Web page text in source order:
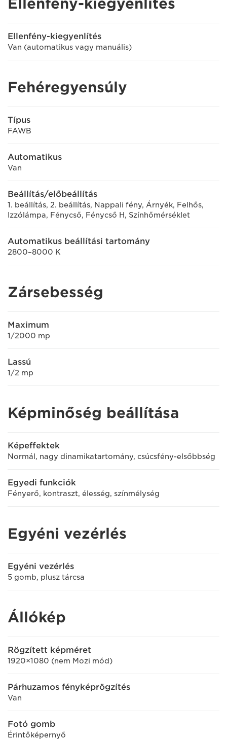
Ellenfény-kiegyenlítés
Ellenfény-kiegyenlítés
Van (automatikus vagy manuális)
Fehéregyensúly
Típus
FAWB
Automatikus
Van
Beállítás/előbeállítás
1. beállítás, 2. beállítás, Nappali fény, Árnyék, Felhős,
Izzólámpa, Fénycső, Fénycső H, Színhőmérséklet
Automatikus beállítási tartomány
2800–8000 K
Zársebesség
Maximum
1/2000 mp
Lassú
1/2 mp
Képminőség beállítása
Képeffektek
Normál, nagy dinamikatartomány, csúcsfény-elsőbbség
Egyedi funkciók
Fényerő, kontraszt, élesség, színmélység
Egyéni vezérlés
Egyéni vezérlés
5 gomb, plusz tárcsa
Állókép
Rögzített képméret
1920×1080 (nem Mozi mód)
Párhuzamos fényképrögzítés
Van
Fotó gomb
Érintőképernyő